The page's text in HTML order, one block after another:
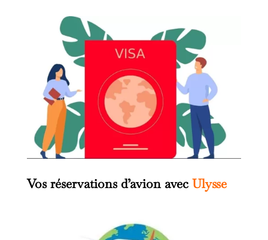
Vos réservations d’avion avec Ulysse